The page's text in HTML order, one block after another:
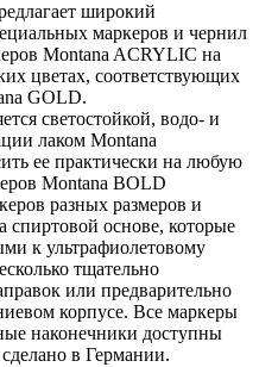
широкий
маркеров и чернил
Montana ACRYLIC на
цветах, соответствующих
GOLD.
светостойкой, водо- и
лаком Montana
ее практически на любую
Montana BOLD
разных размеров и
спиртовой основе, которые
к ультрафиолетовому
тщательно
или предварительно
корпусе. Все маркеры
наконечники доступны
в Германии.